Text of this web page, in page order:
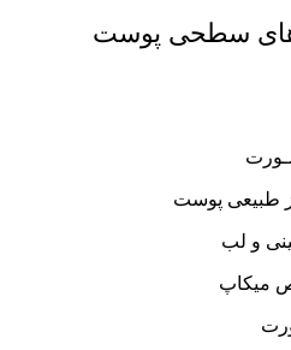
سطحی پوست
طبیعی پوست
و لب
میکاپ